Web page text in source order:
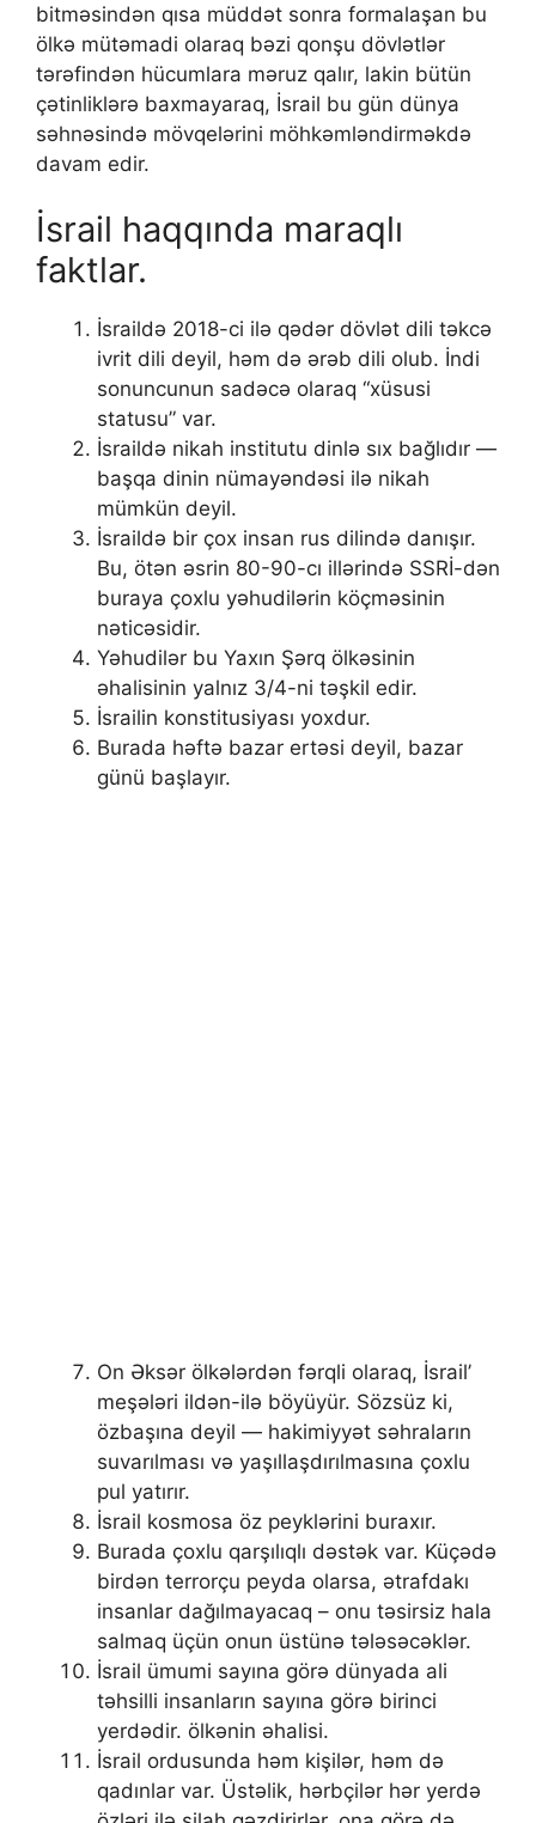
bitməsindən qısa müddət sonra formalaşan bu
ölkə mütəmadi olaraq bəzi qonşu dövlətlər
tərəfindən hücumlara məruz qalır, lakin bütün
çətinliklərə baxmayaraq, İsrail bu gün dünya
səhnəsində mövqelərini möhkəmləndirməkdə
davam edir.
İsrail haqqında maraqlı
faktlar.
İsraildə 2018-ci ilə qədər dövlət dili təkcə
ivrit dili deyil, həm də ərəb dili olub. İndi
sonuncunun sadəcə olaraq “xüsusi
statusu” var.
İsraildə nikah institutu dinlə sıx bağlıdır —
başqa dinin nümayəndəsi ilə nikah
mümkün deyil.
İsraildə bir çox insan rus dilində danışır.
Bu, ötən əsrin 80-90-cı illərində SSRİ-dən
buraya çoxlu yəhudilərin köçməsinin
nəticəsidir.
Yəhudilər bu Yaxın Şərq ölkəsinin
əhalisinin yalnız 3/4-ni təşkil edir.
İsrailin konstitusiyası yoxdur.
Burada həftə bazar ertəsi deyil, bazar
günü başlayır.
On Əksər ölkələrdən fərqli olaraq, İsrail’
meşələri ildən-ilə böyüyür. Sözsüz ki,
özbaşına deyil — hakimiyyət səhraların
suvarılması və yaşıllaşdırılmasına çoxlu
pul yatırır.
İsrail kosmosa öz peyklərini buraxır.
Burada çoxlu qarşılıqlı dəstək var. Küçədə
birdən terrorçu peyda olarsa, ətrafdakı
insanlar dağılmayacaq – onu təsirsiz hala
salmaq üçün onun üstünə tələsəcəklər.
İsrail ümumi sayına görə dünyada ali
təhsilli insanların sayına görə birinci
yerdədir. ölkənin əhalisi.
İsrail ordusunda həm kişilər, həm də
qadınlar var. Üstəlik, hərbçilər hər yerdə